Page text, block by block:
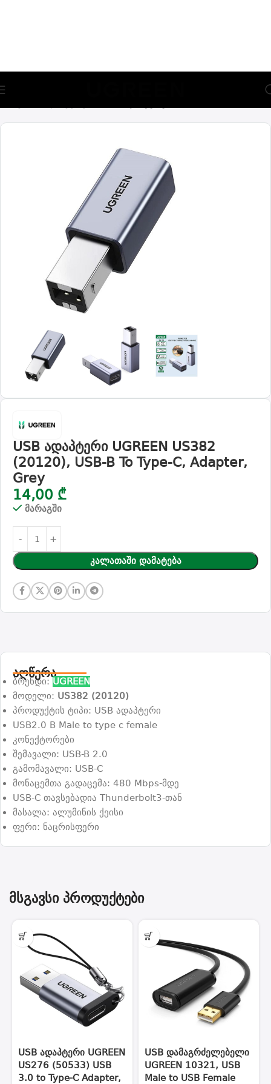
USB ადაპტერი UGREEN US382
(20120), USB-B To Type-C, Adapter,
Grey
14,00 ₾
მარაგში
Კალათაში Დამატება
აღწერა
ბრენდი: UGREEN
მოდელი: US382 (20120)
პროდუქტის ტიპი: USB ადაპტერი
USB2.0 B Male to type c female
კონექტორები
შემავალი: USB-B 2.0
გამომავალი: USB-C
მონაცემთა გადაცემა: 480 Mbps-მდე
USB-C თავსებადია Thunderbolt3-თან
მასალა: ალუმინის ქეისი
ფერი: ნაცრისფერი
მსგავსი პროდუქტები
USB ადაპტერი UGREEN
US276 (50533) USB
3.0 to Type-C Adapter,
USB დამაგრძელებელი
UGREEN 10321, USB
Male to USB Female